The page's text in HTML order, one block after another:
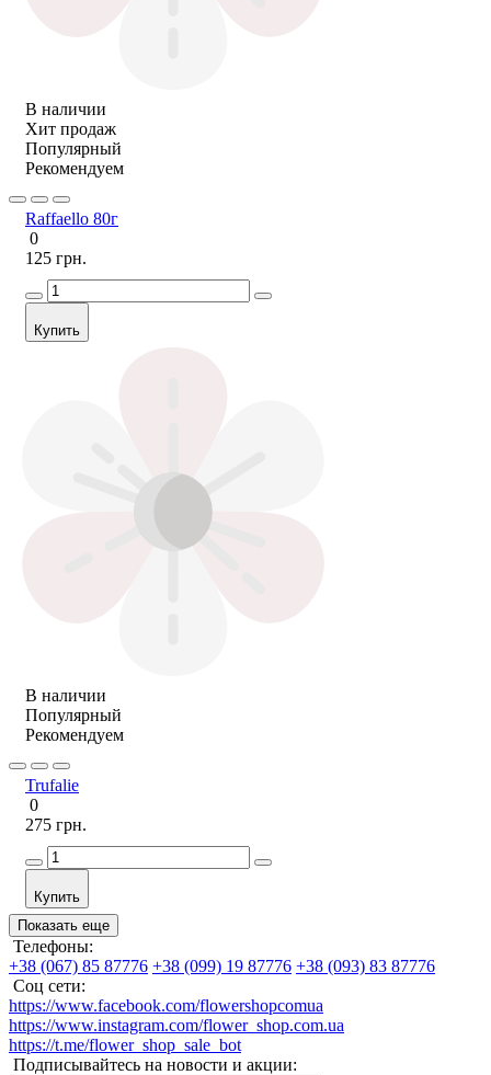
В наличии
Хит продаж
Популярный
Рекомендуем
Raffaello 80г
0
125 грн.
Купить
В наличии
Популярный
Рекомендуем
Trufalie
0
275 грн.
Купить
Показать еще
Телефоны:
+38 (067) 85 87776 +38 (099) 19 87776 +38 (093) 83 87776
Соц сети:
https://www.facebook.com/flowershopcomua
https://www.instagram.com/flower_shop.com.ua
https://t.me/flower_shop_sale_bot
Подписывайтесь на новости и акции: